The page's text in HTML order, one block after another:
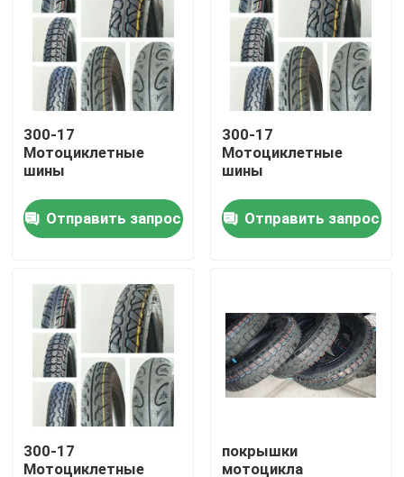
Продукция
О Компании
Наша фабрика
контроль качества
контактные данные
Новости
Все случаи
Покрышки автобуса тележки
Автошины TBR
300-17
Мотоциклетные
шины
Отправить запрос
300-17
Мотоциклетные
шины
Отправить запрос
300-17
Мотоциклетные
покрышки
мотоцикла